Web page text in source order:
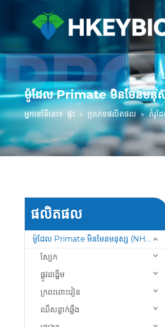
ម៉ូដែល Primate មិនមែនមនុ
អ្នកនៅទីនេះ៖ ផ្ទះ » ប្រភេទផលិតផល » គំរូដ
ផលិតផល
ម៉ូដែល Primate មិនមែនមនុស្ស (NHP)
ស្បែក
ផ្លូវដង្ហើម
ក្រពះពោះវៀន
ឈឺសន្លាក់ឆ្អឹង